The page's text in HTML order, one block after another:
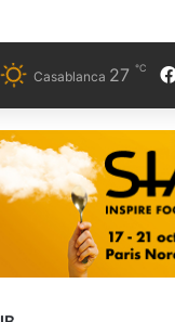
Casablanca 27 ℃